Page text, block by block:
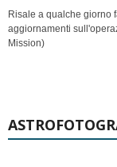
Risale a qualche giorno
aggiornamenti
Mission)